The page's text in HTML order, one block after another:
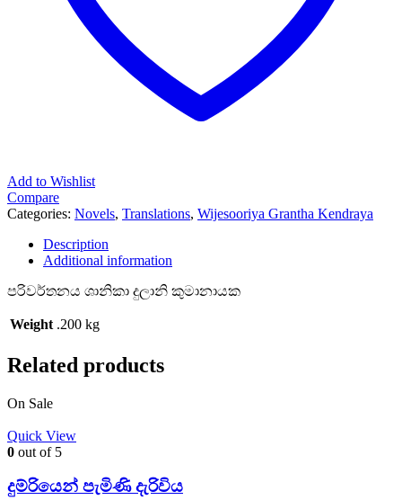
Add to Wishlist
Compare
Categories: Novels, Translations, Wijesooriya Grantha Kendraya
Description
Additional information
පරිවර්තනය ශානිකා දුලානි කුමානායක
Weight .200 kg
Related products
On Sale
Quick View
0 out of 5
දුම්රියෙන් පැමිණි දැරිවිය